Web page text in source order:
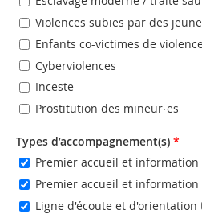
Violences subies par des
Enfants co-victimes de
Cyberviolences
Inceste
Prostitution des mineur·es
Types d’accompagnement(s) *
Premier accueil et information
Premier accueil et
Ligne d'écoute et